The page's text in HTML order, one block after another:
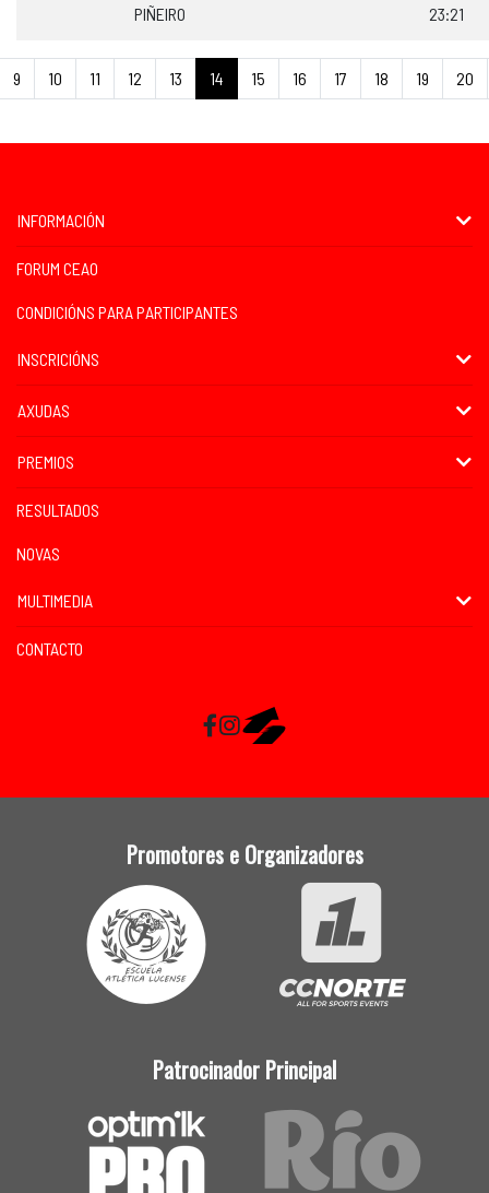
PIÑEIRO 23:21
9 10 11 12 13 14 15 16 17 18 19 20
INFORMACIÓN
FORUM CEAO
CONDICIÓNS PARA PARTICIPANTES
INSCRICIÓNS
AXUDAS
PREMIOS
RESULTADOS
NOVAS
MULTIMEDIA
CONTACTO
Facebook
InstagramRaceMapp
Promotores e Organizadores
Patrocinador Principal